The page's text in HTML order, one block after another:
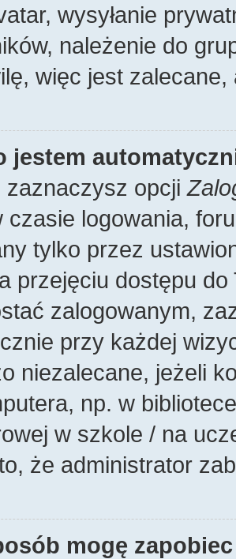
wysyłanie
należenie do
więc jest zalecane,
jestem
zaznaczysz opcji
czasie logowania,
tylko przez
przejęciu dostępu
zalogowanym,
przy każdej
niezalecane, jeżeli
np. w
w szkole / na
że administrator
mogę